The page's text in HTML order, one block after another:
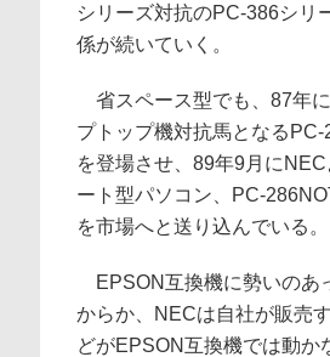
シリーズ対抗のPC-386シリ
係が続いていく。
省スペース型でも、87年
プトップ機対抗馬となる
を登場させ、89年9月にNEC
ート型パソコン、PC-
を市場へと送り込んでいる。
EPSON互換機に勢いのあ
からか、NECは自社が販売
どがEPSON互換機では動か